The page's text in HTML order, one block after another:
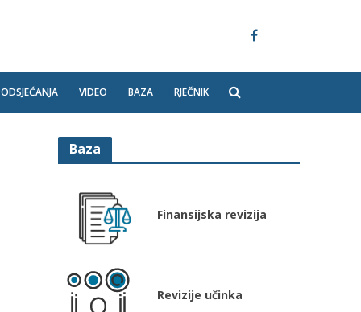
VIDEO BAZA RJEČNIK
Baza
Finansijska revizija
Revizije učinka